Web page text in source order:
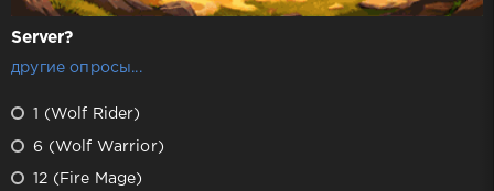
Server?
другие опросы...
1 (Wolf Rider)
6 (Wolf Warrior)
12 (Fire Mage)